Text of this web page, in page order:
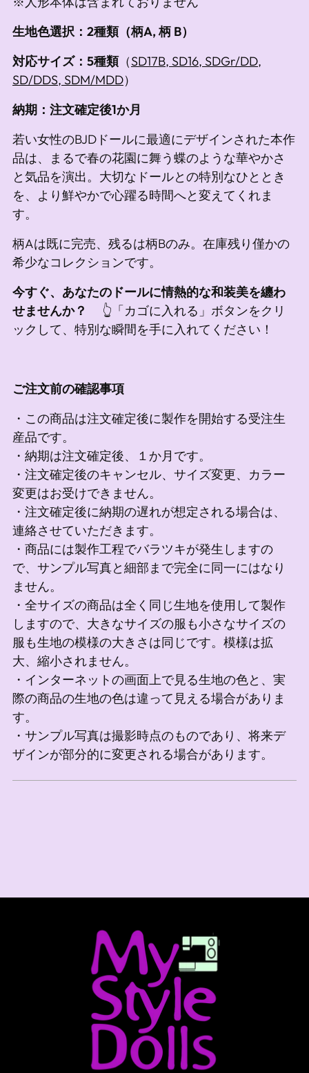
生地色選択：2種類（柄A, 柄 B）
対応サイズ：5種類（SD17B, SD16, SDGr/DD,
SD/DDS, SDM/MDD）
納期：注文確定後1か月
若い女性のBJDドールに最適にデザインされた本作
品は、まるで春の花園に舞う蝶のような華やかさ
と気品を演出。大切なドールとの特別なひととき
を、より鮮やかで心躍る時間へと変えてくれま
す。
柄Aは既に完売、残るは柄Bのみ。在庫残り僅かの
希少なコレクションです。
今すぐ、あなたのドールに情熱的な和装美を纏わ
せませんか？
👆「カゴに入れる」ボタンをクリ
ックして、特別な瞬間を手に入れてください！
ご注文前の確認事項
・この商品は注文確定後に製作を開始する受注生
産品です。
・納期は注文確定後、１か月です。
・注文確定後のキャンセル、サイズ変更、カラー
変更はお受けできません。
・注文確定後に納期の遅れが想定される場合は、
連絡させていただきます。
・商品には製作工程でバラツキが発生しますの
で、サンプル写真と細部まで完全に同一にはなり
ません。
・全サイズの商品は全く同じ生地を使用して製作
しますので、大きなサイズの服も小さなサイズの
服も生地の模様の大きさは同じです。模様は拡
大、縮小されません。
・インターネットの画面上で見る生地の色と、実
際の商品の生地の色は違って見える場合がありま
す。
・サンプル写真は撮影時点のものであり、将来デ
ザインが部分的に変更される場合があります。